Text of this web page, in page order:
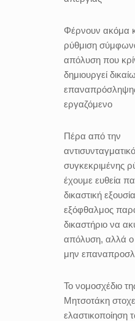
Φέρνουν ακόμα
ρύθμιση
απόλυση που
δημιουργεί
εργαζόμενο
Πέρα από την
συγκεκριμένης
έχουμε ευθεία
δικαστική
εξόφθαλμος
δικαστήριο να
απόλυση, αλλά ο
μην
Το νομοσχέδιο
Μητσοτάκη